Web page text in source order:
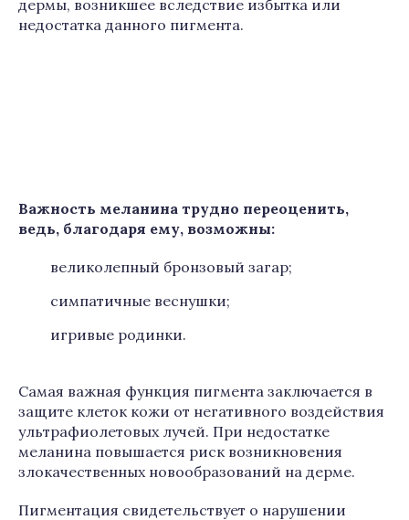
дермы, возникшее вследствие избытка или
недостатка данного пигмента.
Важность меланина трудно переоценить,
ведь, благодаря ему, возможны:
великолепный бронзовый загар;
симпатичные веснушки;
игривые родинки.
Самая важная функция пигмента заключается в
защите клеток кожи от негативного воздействия
ультрафиолетовых лучей. При недостатке
меланина повышается риск возникновения
злокачественных новообразований на дерме.
Пигментация свидетельствует о нарушении